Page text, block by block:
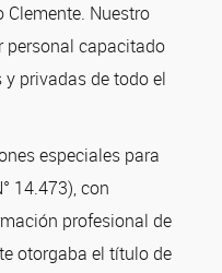
Clemente. Nuestro
personal capacitado
privadas de todo el
especiales para
14.473), con
profesional de
otorgaba el título de